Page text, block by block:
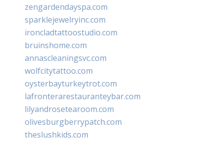
zengardendayspa.com
sparklejewelryinc.com
ironcladtattoostudio.com
bruinshome.com
annascleaningsvc.com
wolfcitytattoo.com
oysterbayturkeytrot.com
lafronterarestauranteybar.com
lilyandrosetearoom.com
olivesburgberrypatch.com
theslushkids.com